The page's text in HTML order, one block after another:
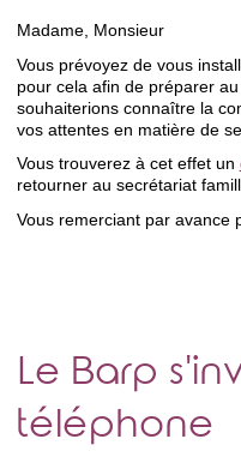
Madame, Monsieur
Vous prévoyez de vous
pour cela afin de préparer
souhaiterions connaître la
vos attentes en matière de
Vous trouverez à cet effet un
retourner au secrétariat
Vous remerciant par avance
Le Barp
téléphone